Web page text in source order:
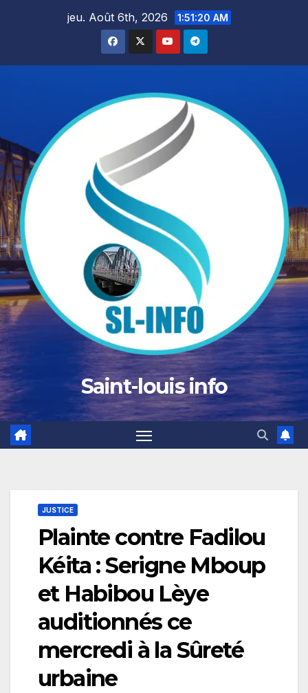
jeu. Août 6th, 2026 1:51:21 AM
Saint-louis info
JUSTICE
Plainte contre Fadilou
Kéita : Serigne Mboup
et Habibou Lèye
auditionnés ce
mercredi à la Sûreté
urbaine